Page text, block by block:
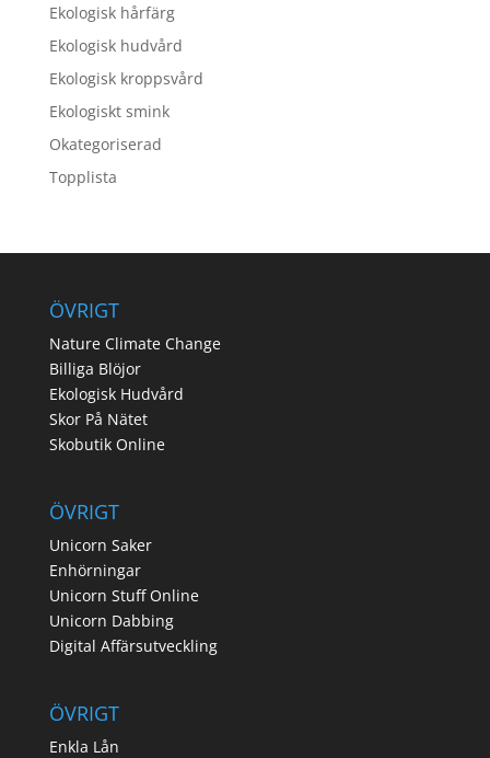
Ekologisk hårfärg
Ekologisk hudvård
Ekologisk kroppsvård
Ekologiskt smink
Okategoriserad
Topplista
ÖVRIGT
Nature Climate Change
Billiga Blöjor
Ekologisk Hudvård
Skor På Nätet
Skobutik Online
ÖVRIGT
Unicorn Saker
Enhörningar
Unicorn Stuff Online
Unicorn Dabbing
Digital Affärsutveckling
ÖVRIGT
Enkla Lån